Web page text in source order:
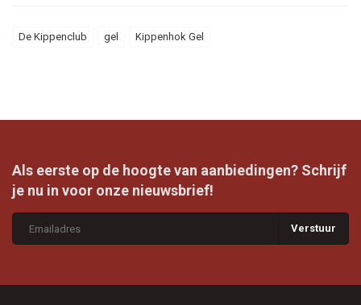
De Kippenclub gel Kippenhok Gel
Als eerste op de hoogte van aanbiedingen? Schrijf
je nu in voor onze nieuwsbrief!
Verstuur